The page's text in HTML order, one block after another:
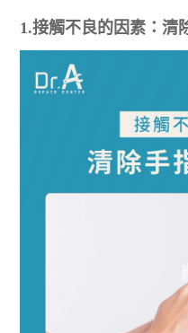
1.接觸不良的因素：清